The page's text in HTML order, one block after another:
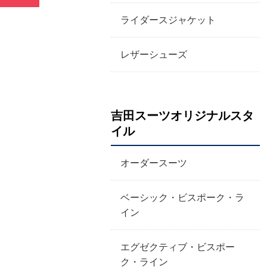
ライダースジャケット
レザーシューズ
吉田スーツオリジナルスタ
イル
オーダースーツ
ベーシック・ビスポーク・ラ
イン
エグゼクティブ・ビスポー
ク・ライン